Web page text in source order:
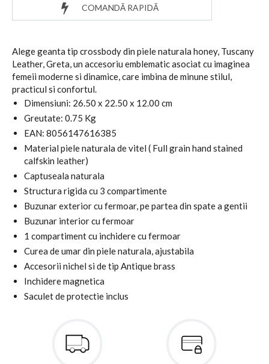
COMANDĂ RAPIDĂ
Alege geanta tip crossbody din piele naturala honey, Tuscany
Leather, Greta, un accesoriu emblematic asociat cu imaginea
femeii moderne si dinamice, care imbina de minune stilul,
practicul si confortul.
Dimensiuni: 26.50 x 22.50 x 12.00 cm
Greutate: 0.75 Kg
EAN: 8056147616385
Material piele naturala de vitel ( Full grain hand stained
calfskin leather)
Captuseala naturala
Structura rigida cu 3 compartimente
Buzunar exterior cu fermoar, pe partea din spate a gentii
Buzunar interior cu fermoar
1 compartiment cu inchidere cu fermoar
Curea de umar din piele naturala, ajustabila
Accesorii nichel si de tip Antique brass
Inchidere magnetica
Saculet de protectie inclus